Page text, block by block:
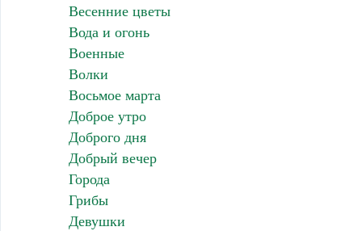
Весенние цветы
Вода и огонь
Военные
Волки
Восьмое марта
Доброе утро
Доброго дня
Добрый вечер
Города
Грибы
Девушки